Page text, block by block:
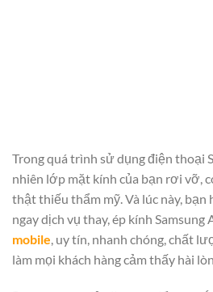
Trong quá trình sử dụng điện thoại
nhiên lớp mặt kính của bạn rơi vỡ,
thật thiếu thẩm mỹ. Và lúc này, bạn
ngay dịch vụ thay, ép kính Samsung
mobile , uy tín, nhanh chóng, chất
làm mọi khách hàng cảm thấy hài